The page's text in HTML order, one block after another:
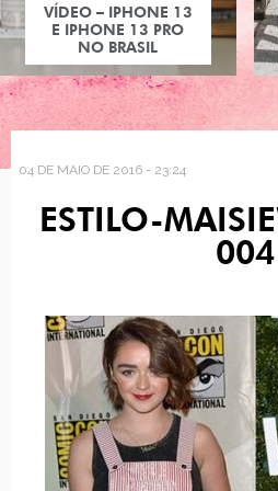
VÍDEO – IPHONE 13
E IPHONE 13 PRO
NO BRASIL
04 DE MAIO DE 2016 - 23:24
ESTILO-
004